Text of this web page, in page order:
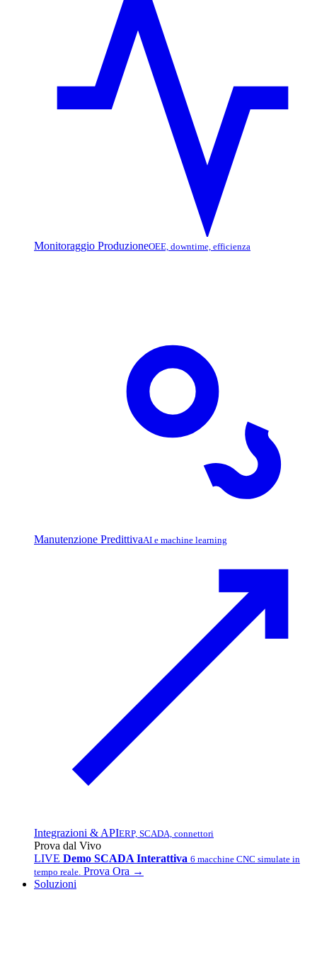
Monitoraggio ProduzioneOEE, downtime, efficienza
Manutenzione PredittivaAI e machine learning
Integrazioni & APIERP, SCADA, connettori
Prova dal Vivo
LIVE Demo SCADA Interattiva 6 macchine CNC simulate in
tempo reale. Prova Ora →
Soluzioni